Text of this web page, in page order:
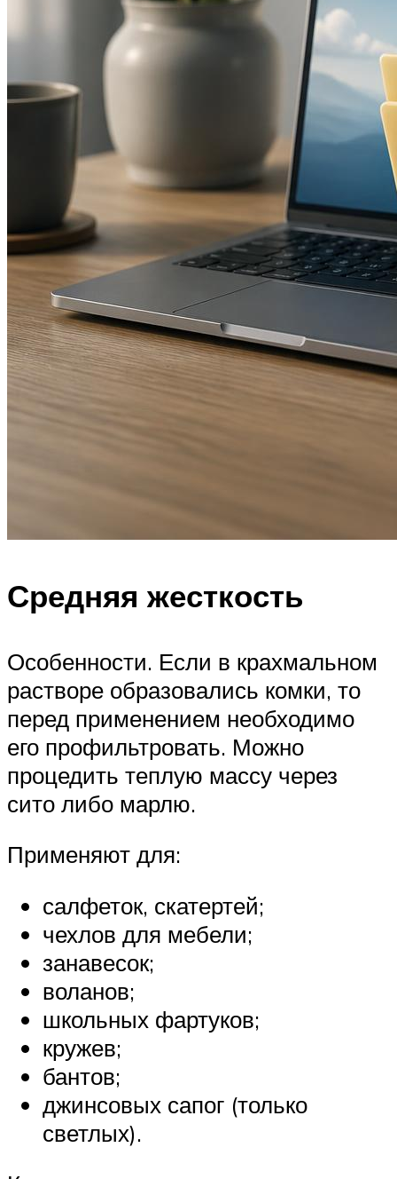
Средняя жесткость
Особенности. Если в крахмальном
растворе образовались комки, то
перед применением необходимо
его профильтровать. Можно
процедить теплую массу через
сито либо марлю.
Применяют для:
салфеток, скатертей;
чехлов для мебели;
занавесок;
воланов;
школьных фартуков;
кружев;
бантов;
джинсовых сапог (только
светлых).